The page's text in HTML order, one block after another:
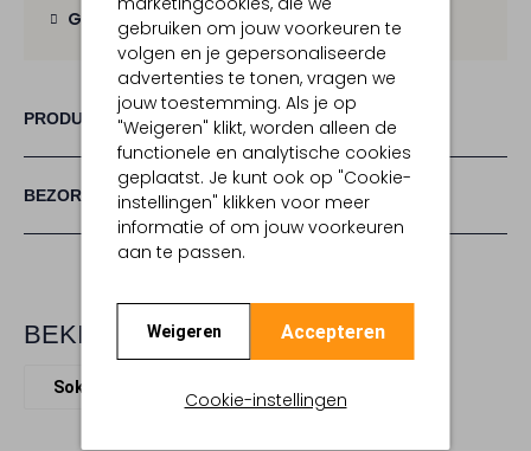
gebruiken om jouw voorkeuren te
volgen en je gepersonaliseerde
advertenties te tonen, vragen we
jouw toestemming. Als je op
"Weigeren" klikt, worden alleen de
functionele en analytische cookies
geplaatst. Je kunt ook op "Cookie-
instellingen" klikken voor meer
informatie of om jouw voorkeuren
aan te passen.
Weigeren Accepteren
Cookie-instellingen
Gratis retourbinnen 30 dagen
PRODUCT INFORMATIE
BEZORGEN & RETOURNEREN
BEKIJK MEER
Sokken